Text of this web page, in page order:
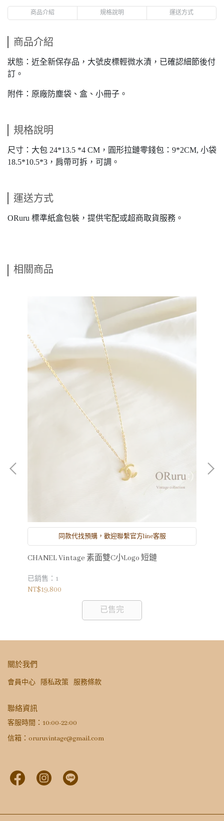
商品介紹 規格說明 運送方式
商品介紹
狀態：近全新保存品，大號皮標輕微水漬，已確認細節後付
訂。
附件：原廠防塵袋、盒、小冊子。
規格說明
尺寸：大包 24*13.5 *4 CM ，圓形拉鏈零錢包：9*2CM, 小袋
18.5*10.5*3，肩帶可拆，可調。
運送方式
ORuru 標準紙盒包裝，提供宅配或超商取貨服務。
相關商品
同款代找預購，歡迎聯繫官方line客服
CHANEL Vintage 素面雙C小Logo 短鏈
已銷售：1
NT$19,800
已售完
關於我們
會員中心 隱私政策 服務條款
聯絡資訊
客服時間：10:00-22:00
信箱：oruruvintage@gmail.com